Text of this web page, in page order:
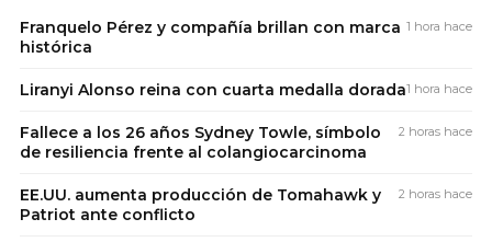
Franquelo Pérez y compañía brillan con marca
histórica
1 hora hace
Liranyi Alonso reina con cuarta medalla dorada1 hora hace
Fallece a los 26 años Sydney Towle, símbolo
de resiliencia frente al colangiocarcinoma
2 horas hace
EE.UU. aumenta producción de Tomahawk y
Patriot ante conflicto
2 horas hace